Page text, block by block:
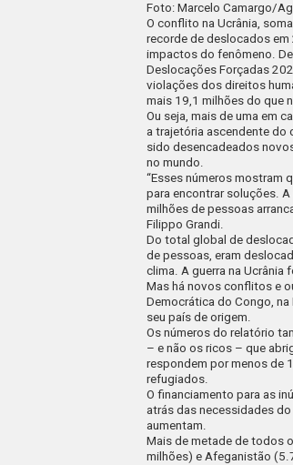
Foto: Marcelo Camargo/
O conflito na Ucrânia,
recorde de deslocados
impactos do fenômeno.
Deslocações Forçadas
violações dos direitos
mais 19,1 milhões do que
Ou seja, mais de uma em
a trajetória ascendente do
sido desencadeados
no mundo.
“Esses números mostram
para encontrar soluções.
milhões de pessoas
Filippo Grandi.
Do total global de
de pessoas, eram
clima. A guerra na
Mas há novos conflitos e
Democrática do Congo,
seu país de origem.
Os números do relatório
– e não os ricos – que
respondem por menos de
refugiados.
O financiamento para as
atrás das necessidades
aumentam.
Mais de metade de todos
milhões) e Afeganistão